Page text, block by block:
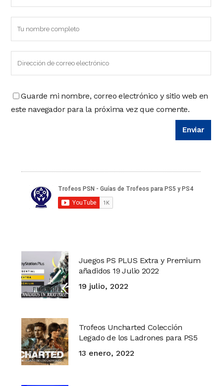
Guarde mi nombre, correo electrónico y sitio web en
este navegador para la próxima vez que comente.
Juegos PS PLUS Extra y Premium
añadidos 19 Julio 2022
19 julio, 2022
Trofeos Uncharted Colección
Legado de los Ladrones para PS5
13 enero, 2022